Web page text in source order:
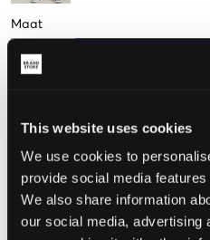
This website uses cookies
We use cookies to
provide social media
We also share information
our social media, advertising
Maat
140 cm
De maat lijkt
Te klein